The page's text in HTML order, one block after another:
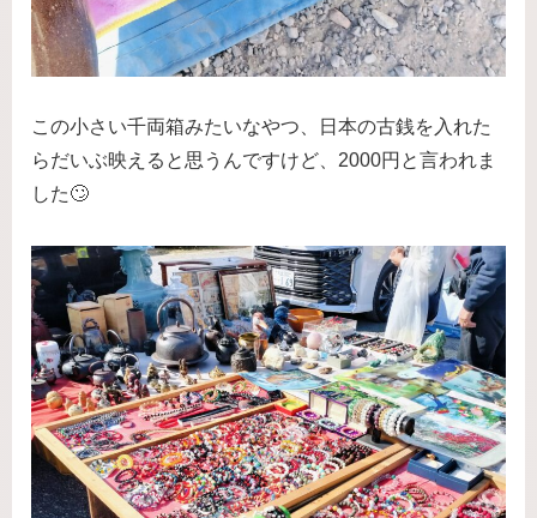
この小さい千両箱みたいなやつ、日本の古銭を入れた
らだいぶ映えると思うんですけど、2000円と言われま
した🙄